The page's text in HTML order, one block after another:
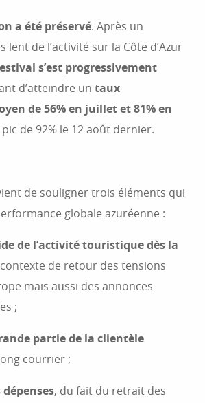
a été préservé. Après un
lent de l’activité sur la Côte d’Azur
s’est progressivement
d’atteindre un taux
de 56% en juillet et 81% en
pic de 92% le 12 août dernier.
de souligner trois éléments qui
globale azuréenne :
de l’activité touristique dès la
de retour des tensions
mais aussi des annonces
;
partie de la clientèle
courrier ;
dépenses, du fait du retrait des